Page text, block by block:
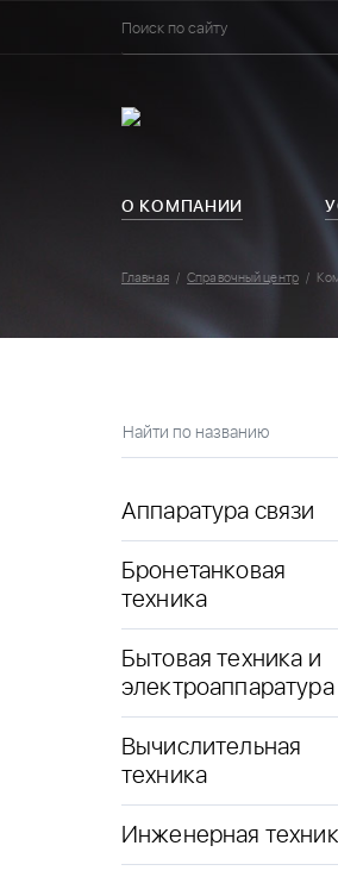
О КОМПАНИИ
Главная Справочный центр
Найти по названию
Аппаратура связи
Бронетанковая
техника
Бытовая техника и
электроаппаратура
Вычислительная
техника
Инженерная